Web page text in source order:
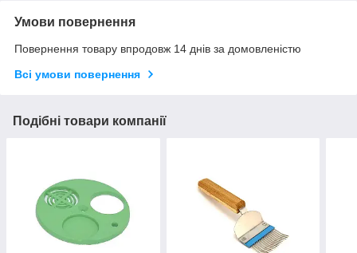
Умови повернення
Повернення товару впродовж 14 днів за домовленістю
Всі умови повернення
Подібні товари компанії